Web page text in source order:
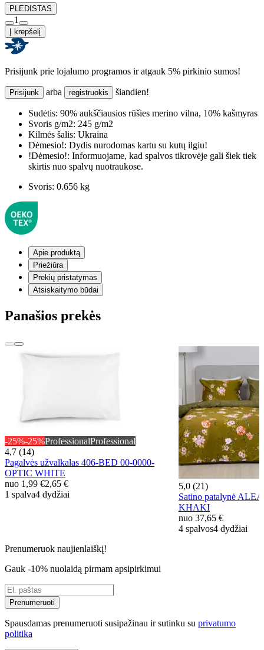
PLEDISTAS
1
Į krepšelį
Prisijunk prie lojalumo programos ir atgauk 5% pirkinio sumos!
Prisijunk arba registruokis šiandien!
Sudėtis: 90% aukščiausios rūšies merino vilna, 10% kašmyras
Svoris g/m2: 245 g/m2
Kilmės šalis: Ukraina
Dėmesio!: Dydis nurodomas kartu su kutų ilgiu!
!Dėmesio!: Informuojame, kad spalvos tikrovėje gali šiek tiek
skirtis nuo spalvų nuotraukose.
Svoris: 0.656 kg
Apie produktą
Priežiūra
Prekių pristatymas
Atsiskaitymo būdai
Panašios prekės
-25%-25%ProfessionalProfessional
4,7 (14)
Pagalvės užvalkalas 406-BED 00-0000-
OPTIC WHITE
nuo 1,99 €2,65 €
1 spalva4 dydžiai
5,0 (21)
Satino patalynė
KHAKI
nuo 37,65 €
4 spalvos4 dydžiai
Prenumeruok naujienlaiškį!
Gauk -10% nuolaidą pirmam apsipirkimui
Prenumeruoti
Spausdamas prenumeruoti susipažinau ir sutinku su privatumo
politika